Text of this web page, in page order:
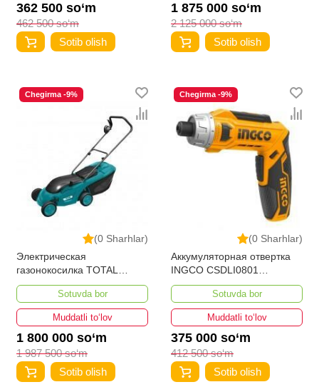
362 500 so‘m
462 500 so‘m
Sotib olish
1 875 000 so‘m
2 125 000 so‘m
Sotib olish
(0 Sharhlar)
Chegirma -9%
Электрическая
газонокосилка TOTAL
TGT616151
Sotuvda bor
Muddatli to‘lov
1 800 000 so‘m
1 987 500 so‘m
Sotib olish
(0 Sharhlar)
Chegirma -9%
Аккумуляторная отвертка
INGCO CSDLI0801
INDUSTRIAL 8В
Sotuvda bor
Muddatli to‘lov
375 000 so‘m
412 500 so‘m
Sotib olish